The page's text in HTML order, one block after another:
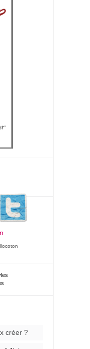
créer ?